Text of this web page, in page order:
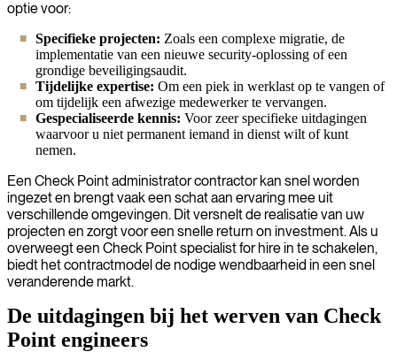
optie voor:
Specifieke projecten: Zoals een complexe migratie, de
implementatie van een nieuwe security-oplossing of een
grondige beveiligingsaudit.
Tijdelijke expertise: Om een piek in werklast op te vangen of
om tijdelijk een afwezige medewerker te vervangen.
Gespecialiseerde kennis: Voor zeer specifieke uitdagingen
waarvoor u niet permanent iemand in dienst wilt of kunt
nemen.
Een Check Point administrator contractor kan snel worden
ingezet en brengt vaak een schat aan ervaring mee uit
verschillende omgevingen. Dit versnelt de realisatie van uw
projecten en zorgt voor een snelle return on investment. Als u
overweegt een Check Point specialist for hire in te schakelen,
biedt het contractmodel de nodige wendbaarheid in een snel
veranderende markt.
De uitdagingen bij het werven van Check
Point engineers